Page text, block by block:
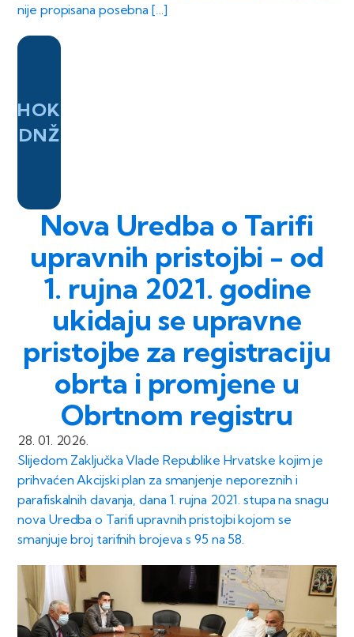
nije propisana posebna […]
HOK
DNŽ
Nova Uredba o Tarifi
upravnih pristojbi - od
1. rujna 2021. godine
ukidaju se upravne
pristojbe za registraciju
obrta i promjene u
Obrtnom registru
28. 01. 2026.
Slijedom Zaključka Vlade Republike Hrvatske kojim je
prihvaćen Akcijski plan za smanjenje neporeznih i
parafiskalnih davanja, dana 1. rujna 2021. stupa na snagu
nova Uredba o Tarifi upravnih pristojbi kojom se
smanjuje broj tarifnih brojeva s 95 na 58.